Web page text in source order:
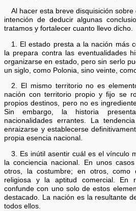
Al hacer esta breve disquisición
intención de deducir algunas
tratamos y fortalecer cuanto llevo dicho.
1. El estado presta a la nación más
la prepara contra las eventualidades
organizarse en estado, pero sin serlo
un siglo, como Polonia, sino veinte,
2. El mismo territorio no es
nación con territorio propio y fijo se
propios destinos, pero no es
Sin embargo, la historia
nacionalidades errantes. La
enraizarse y establecerse
propia esencia nacional.
3. Es inútil asentir cuál es el vínculo
la conciencia nacional. En unos
otros, la costumbre; en otros, como
religiosa y la aptitud comercial. En
confunde con uno solo de estos
destacado. La nación es la resultante
todos ellos.